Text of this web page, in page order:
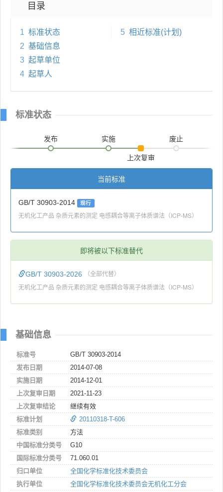
目录
1 标准状态
2 基础信息
3 起草单位
4 起草人
5 相近标准(计划)
标准状态
发布 实施
上次复审
废止
当前标准
GB/T 30903-2014 现行
无机化工产品 杂质元素的测定 电感耦合等离子体质谱法（ICP-MS）
即将被以下标准替代
GB/T 30903-2026 （全部代替）
无机化工产品 杂质元素的测定 电感耦合等离子体质谱法（ICP-MS）
基础信息
标准号
GB/T 30903-2014
发布日期
2014-07-08
实施日期
2014-12-01
上次复审日期
2021-11-23
上次复审结论
继续有效
标准计划
20110318-T-606
标准类别
方法
中国标准分类号
G10
国际标准分类号
71.060.01
归口单位
全国化学标准化技术委员会
执行单位
全国化学标准化技术委员会无机化工分会